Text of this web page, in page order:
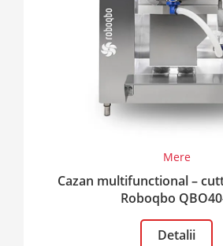
Mere
Cazan multifunctional –
Roboqbo
Detalii